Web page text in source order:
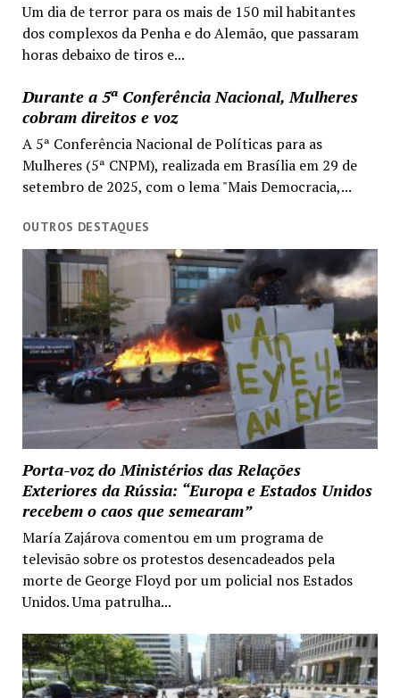
Um dia de terror para os mais de 150 mil habitantes
dos complexos da Penha e do Alemão, que passaram
horas debaixo de tiros e...
Durante a 5ª Conferência Nacional, Mulheres
cobram direitos e voz
A 5ª Conferência Nacional de Políticas para as
Mulheres (5ª CNPM), realizada em Brasília em 29 de
setembro de 2025, com o lema "Mais Democracia,...
OUTROS DESTAQUES
Porta-voz do Ministérios das Relações
Exteriores da Rússia: “Europa e Estados Unidos
recebem o caos que semearam”
María Zajárova comentou em um programa de
televisão sobre os protestos desencadeados pela
morte de George Floyd por um policial nos Estados
Unidos. Uma patrulha...